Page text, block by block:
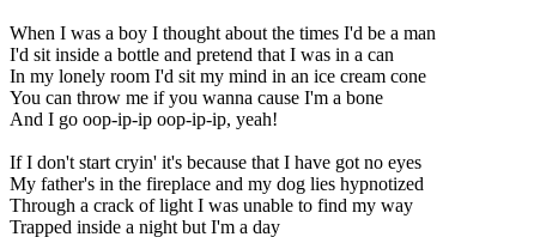
When I was a boy I thought about the times I'd be a man
I'd sit inside a bottle and pretend that I was in a can
In my lonely room I'd sit my mind in an ice cream cone
You can throw me if you wanna cause I'm a bone
And I go oop-ip-ip oop-ip-ip, yeah!
If I don't start cryin' it's because that I have got no eyes
My father's in the fireplace and my dog lies hypnotized
Through a crack of light I was unable to find my way
Trapped inside a night but I'm a day